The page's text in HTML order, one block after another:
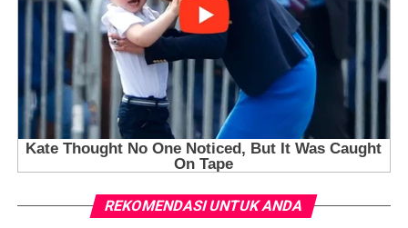
REKOMENDASI UNTUK ANDA